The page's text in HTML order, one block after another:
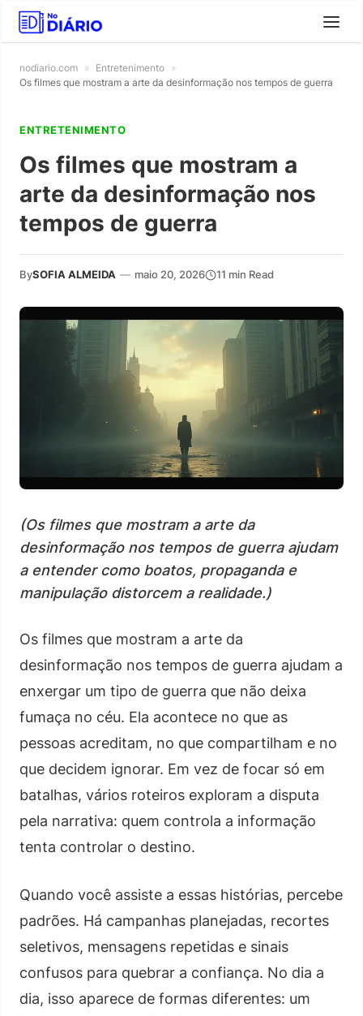
nodiario.com » Entretenimento »
Os filmes que mostram a arte da desinformação nos tempos de guerra
ENTRETENIMENTO
Os filmes que mostram a
arte da desinformação nos
tempos de guerra
BySOFIA ALMEIDA — maio 20, 2026 11 min Read
(Os filmes que mostram a arte da
desinformação nos tempos de guerra ajudam
a entender como boatos, propaganda e
manipulação distorcem a realidade.)
Os filmes que mostram a arte da
desinformação nos tempos de guerra ajudam a
enxergar um tipo de guerra que não deixa
fumaça no céu. Ela acontece no que as
pessoas acreditam, no que compartilham e no
que decidem ignorar. Em vez de focar só em
batalhas, vários roteiros exploram a disputa
pela narrativa: quem controla a informação
tenta controlar o destino.
Quando você assiste a essas histórias, percebe
padrões. Há campanhas planejadas, recortes
seletivos, mensagens repetidas e sinais
confusos para quebrar a confiança. No dia a
dia, isso aparece de formas diferentes: um